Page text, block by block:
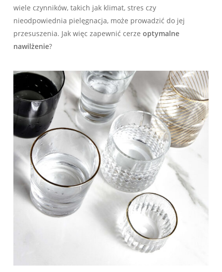
wiele czynników, takich jak klimat, stres czy
nieodpowiednia pielęgnacja, może prowadzić do jej
przesuszenia. Jak więc zapewnić cerze optymalne
nawilżenie?